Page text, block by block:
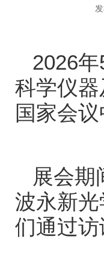
2026年
科学仪
国家会
展会期
波永新
们通过